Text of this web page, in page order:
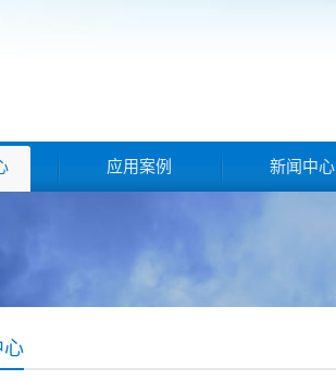
应用案例 新闻中心
心